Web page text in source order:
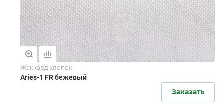
Жаккард хлопок
Aries-1 FR бежевый
Заказать